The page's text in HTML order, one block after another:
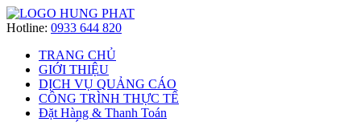
Hotline: 0933 644 820
TRANG CHỦ
GIỚI THIỆU
DỊCH VỤ QUẢNG CÁO
CÔNG TRÌNH THỰC TẾ
Đặt Hàng & Thanh Toán